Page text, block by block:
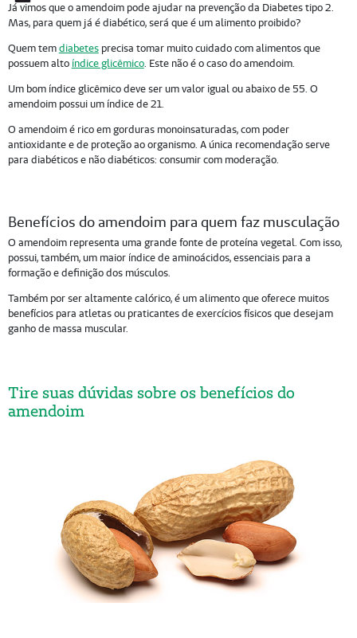
Já vimos que o amendoim pode ajudar na prevenção da Diabetes tipo 2.
Mas, para quem já é diabético, será que é um alimento proibido?
Quem temdiabetesprecisa tomar muito cuidado com alimentos que
possuem alto índice glicêmico. Este não é o caso do amendoim.
Um bom índice glicêmico deve ser um valor igual ou abaixo de 55. O
amendoim possui um índice de 21.
O amendoim é rico em gorduras monoinsaturadas, com poder
antioxidante e de proteção ao organismo. A única recomendação serve
para diabéticos e não diabéticos: consumir com moderação.
Benefícios do amendoim para quem faz musculação
O amendoim representa uma grande fonte de proteína vegetal. Com isso,
possui, também, um maior índice de aminoácidos, essenciais para a
formação e definição dos músculos.
Também por ser altamente calórico, é um alimento que oferece muitos
benefícios para atletas ou praticantes de exercícios físicos que desejam
ganho de massa muscular.
Tire suas dúvidas sobre os benefícios do
amendoim